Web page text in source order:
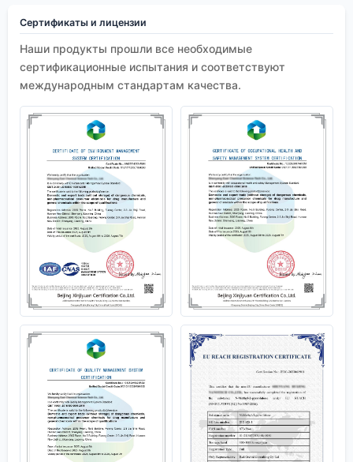
Сертификаты и лицензии
Наши продукты прошли все необходимые
сертификационные испытания и соответствуют
международным стандартам качества.